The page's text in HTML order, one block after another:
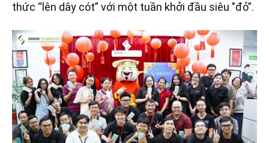
thức “lên dây cót” với một tuần khởi đầu siêu "đỏ”.